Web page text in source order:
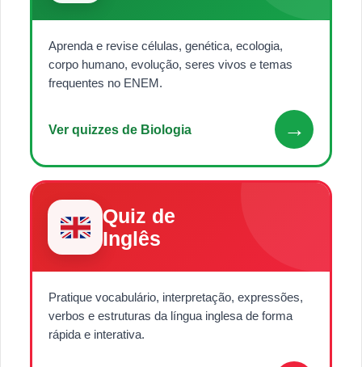
Aprenda e revise células, genética, ecologia,
corpo humano, evolução, seres vivos e temas
frequentes no ENEM.
Ver quizzes de Biologia →
Quiz de
Inglês
Pratique vocabulário, interpretação, expressões,
verbos e estruturas da língua inglesa de forma
rápida e interativa.